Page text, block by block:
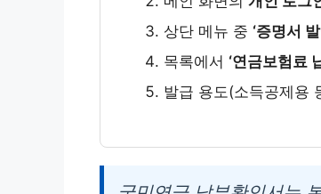
상단 메뉴 중 ‘증명서
목록에서 ‘연금보험료
발급 용도(소득공제용